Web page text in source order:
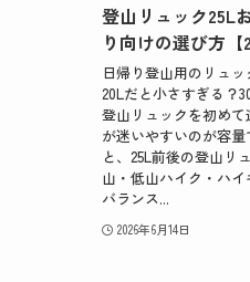
登山リュック25L
り向けの選び方【
日帰り登山用のリュッ
20Lだと小さすぎる？
登山リュックを初め
が迷いやすいのが容
と、25L前後の登山リ
山・低山ハイク・ハ
バランス...
2026年6月14日